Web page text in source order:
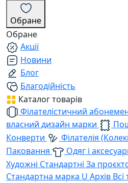
Обране
Обране
Акції
Новини
Блог
Благодійність
Каталог товарів
Філателістичний
власний дизайн марки
Конверти
Філателія
Паковання
Одяг і
Художні Стандартні За
Стандартна марка U Архів